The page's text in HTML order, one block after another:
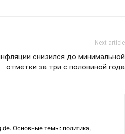
Next article
снизился до минимальной
отметки за три с половиной года
Основные темы: политика,